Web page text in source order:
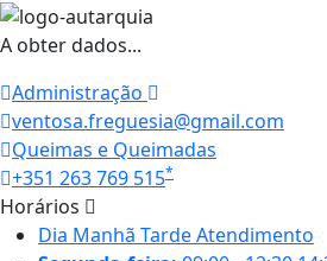
A obter dados...
Administração
ventosa.freguesia@gmail.com
Queimas e Queimadas
+351 263 769 515*
Horários
Dia Manhã TardeAtendimento